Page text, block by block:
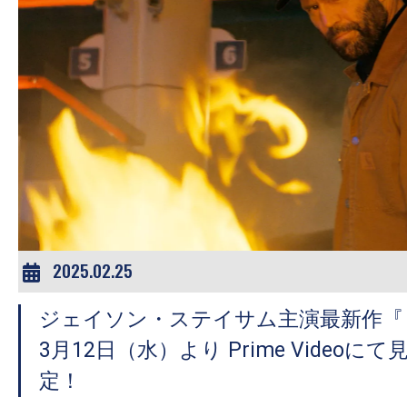
2025.02.25
ジェイソン・ステイサム主演最新作
3月12日（水）より Prime Videoにて
定！